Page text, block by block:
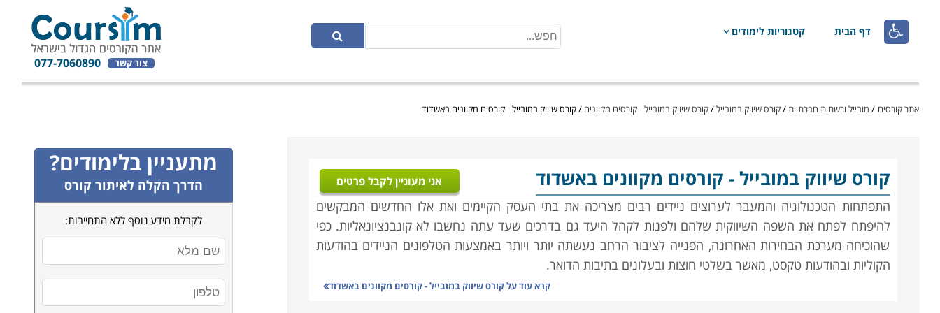
 דף הבית קטגוריות לימודים
צור קשר 077-7060890
אתר קורסים / מובייל ורשתות חברתיות/קורס שיווק במובייל/קורס שיווק במובייל - קורסים מקוונים /קורס שיווק במובייל - קורסים מקוונים באשדוד
קורס שיווק במובייל- קורסים מקוונים באשדוד אני מעוניין לקבל פרטים
התפתחות הטכנולוגיה והמעבר לערוצים ניידים רבים מצריכה את בתי העסק הקיימים ואת אלו החדשים המבקשים
להיפתח לפתח את השפה השיווקית שלהם ולפנות לקהל היעד גם בדרכים שעד עתה נחשבו לא קונבנציונאליות. כפי
שהוכיחה מערכת הבחירות האחרונה, הפנייה לציבור הרחב נעשתה יותר ויותר באמצעות הטלפונים הניידים בהודעות
הקוליות ובהודעות טקסט, מאשר בשלטי חוצות ובעלונים בתיבות הדואר.
קרא עוד עלקורס שיווק במובייל - קורסים מקוונים באשדוד
מתעניין בלימודים?
הדרך הקלה לאיתור קורס
לקבלת מידע נוסף ללא התחייבות: